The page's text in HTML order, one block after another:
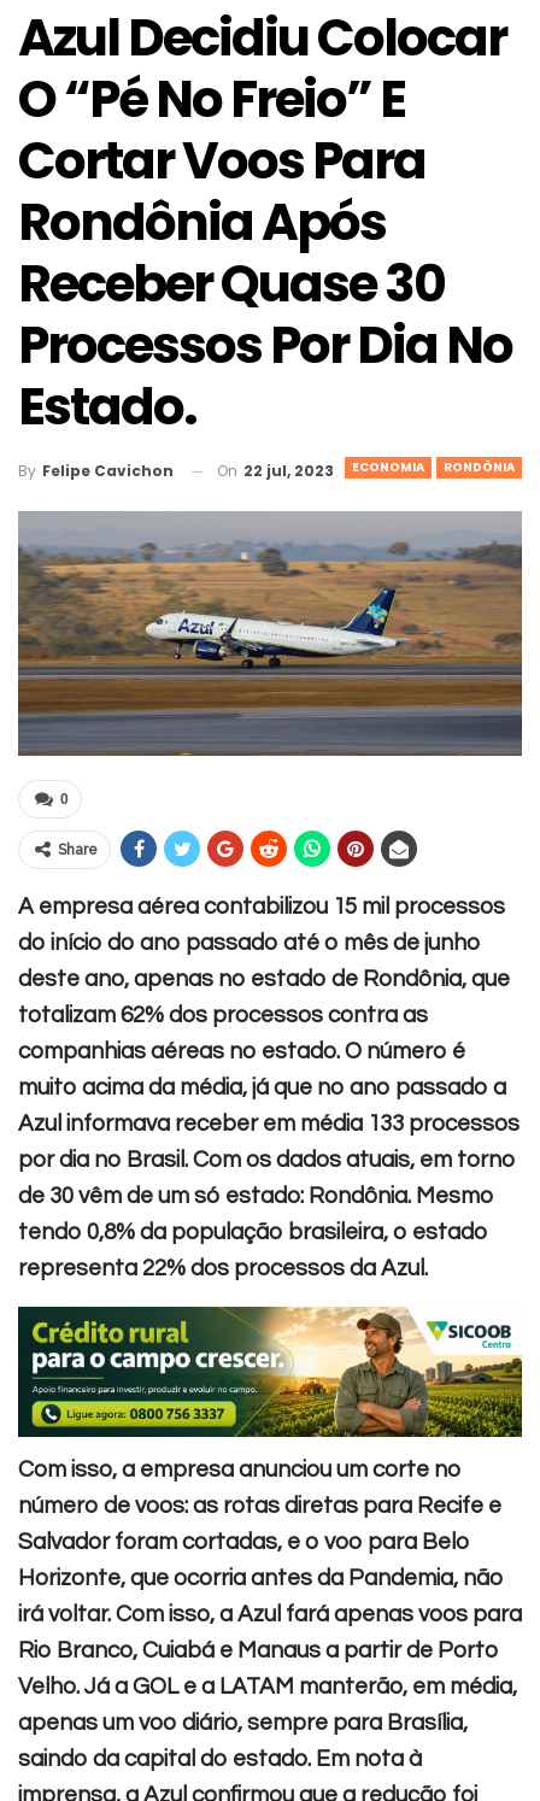
Azul Decidiu Colocar
O “pé No Freio” E
Cortar Voos Para
Rondônia Após
Receber Quase 30
Processos Por Dia No
Estado.
ECONOMIA RONDÔNIA
By Felipe Cavichon On 22 jul, 2023
0
Share
A empresa aérea contabilizou 15 mil processos
do início do ano passado até o mês de junho
deste ano, apenas no estado de Rondônia, que
totalizam 62% dos processos contra as
companhias aéreas no estado. O número é
muito acima da média, já que no ano passado a
Azul informava receber em média 133 processos
por dia no Brasil. Com os dados atuais, em torno
de 30 vêm de um só estado: Rondônia. Mesmo
tendo 0,8% da população brasileira, o estado
representa 22% dos processos da Azul.
Com isso, a empresa anunciou um corte no
número de voos: as rotas diretas para Recife e
Salvador foram cortadas, e o voo para Belo
Horizonte, que ocorria antes da Pandemia, não
irá voltar. Com isso, a Azul fará apenas voos para
Rio Branco, Cuiabá e Manaus a partir de Porto
Velho. Já a GOL e a LATAM manterão, em média,
apenas um voo diário, sempre para Brasília,
saindo da capital do estado. Em nota à
imprensa, a Azul confirmou que a redução foi